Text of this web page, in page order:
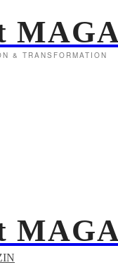
& TRANSFORMATION